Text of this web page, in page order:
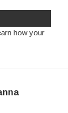
how your